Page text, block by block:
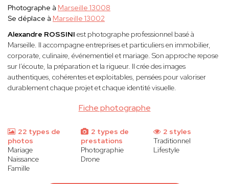
Fiche photographe
Photographe à Marseille 13008
Se déplace à Marseille 13002
Alexandre ROSSINI est photographe professionnel basé à
Marseille. Il accompagne entreprises et particuliers en immobilier,
corporate, culinaire, événementiel et mariage. Son approche repose
sur l’écoute, la préparation et la rigueur. Il crée des images
authentiques, cohérentes et exploitables, pensées pour valoriser
durablement chaque projet et chaque identité visuelle.
22 types de
photos
Mariage
Naissance
Famille
2 types de
prestations
Photographie
Drone
2 styles
Traditionnel
Lifestyle